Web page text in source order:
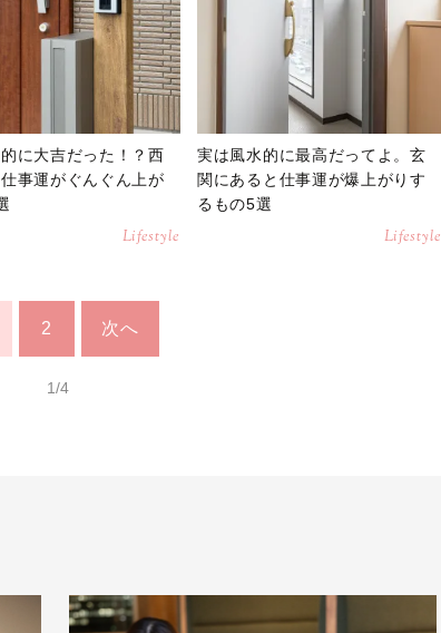
に大吉だった！？西
事運がぐんぐん上が
Lifestyle
実は風水的に最高だってよ。玄
関にあると仕事運が爆上がりす
るもの5選
Lifestyle
2 次へ
1/4